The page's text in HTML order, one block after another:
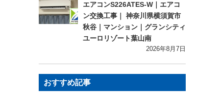
エアコンS226ATES-W｜エアコ
ン交換工事｜ 神奈川県横須賀市
秋谷｜マンション｜グランシティ
ユーロリゾート葉山南
2026年8月7日
おすすめ記事